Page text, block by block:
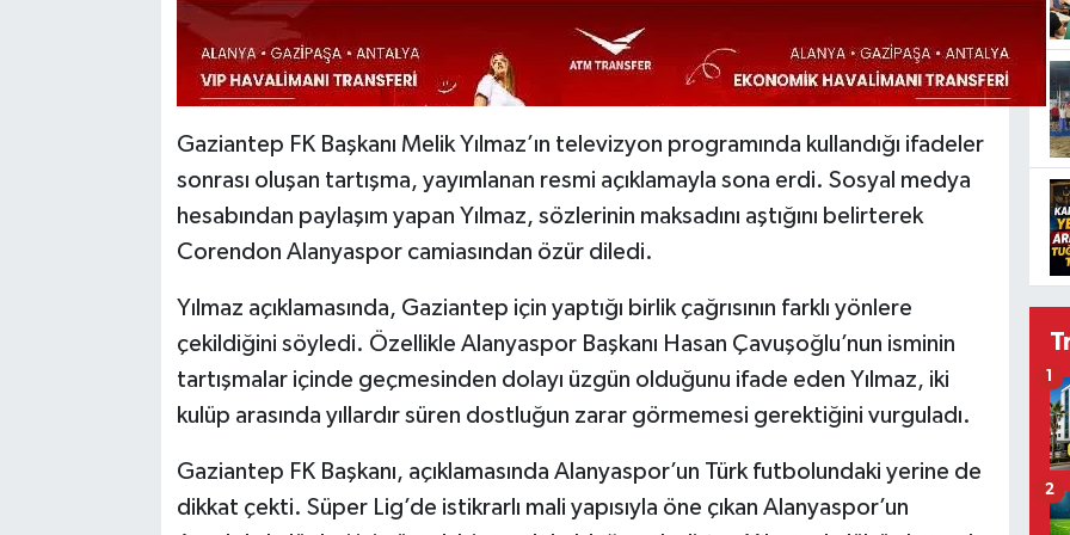
Gaziantep FK Başkanı Melik Yılmaz’ın televizyon programında kullandığı ifadeler
sonrası oluşan tartışma, yayımlanan resmi açıklamayla sona erdi. Sosyal medya
hesabından paylaşım yapan Yılmaz, sözlerinin maksadını aştığını belirterek
Corendon Alanyaspor camiasından özür diledi.
Yılmaz açıklamasında, Gaziantep için yaptığı birlik çağrısının farklı yönlere
çekildiğini söyledi. Özellikle Alanyaspor Başkanı Hasan Çavuşoğlu’nun isminin
tartışmalar içinde geçmesinden dolayı üzgün olduğunu ifade eden Yılmaz, iki
kulüp arasında yıllardır süren dostluğun zarar görmemesi gerektiğini vurguladı.
Gaziantep FK Başkanı, açıklamasında Alanyaspor’un Türk futbolundaki yerine de
dikkat çekti. Süper Lig’de istikrarlı mali yapısıyla öne çıkan Alanyaspor’un
1
2